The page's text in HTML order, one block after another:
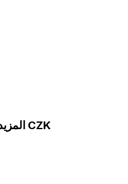
المزيد من الرسوم البيانية المباشرة CZK